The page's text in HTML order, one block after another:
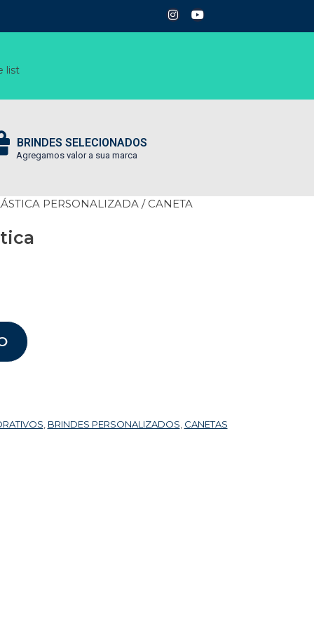
list
BRINDES SELECIONADOS
Agregamos valor a sua marca
PERSONALIZADA / CANETA
BRINDES PERSONALIZADOS CANETAS